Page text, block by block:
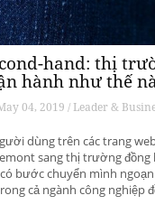
hand: thị
hành như thế
04, 2019 / Leader &
dùng trên các trang
sang thị trường đồng
bước chuyển mình
cả ngành công nghiệp